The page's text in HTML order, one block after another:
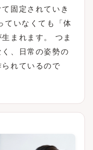
固定されていき
ていなくても「体
まれます。 つま
、日常の姿勢の
れているので